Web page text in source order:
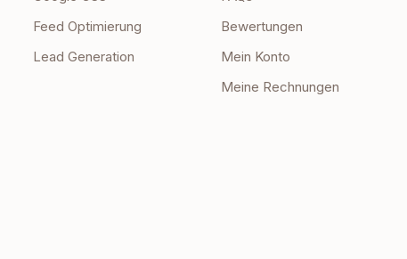
Feed Optimierung
Lead Generation
Bewertungen
Mein Konto
Meine Rechnungen